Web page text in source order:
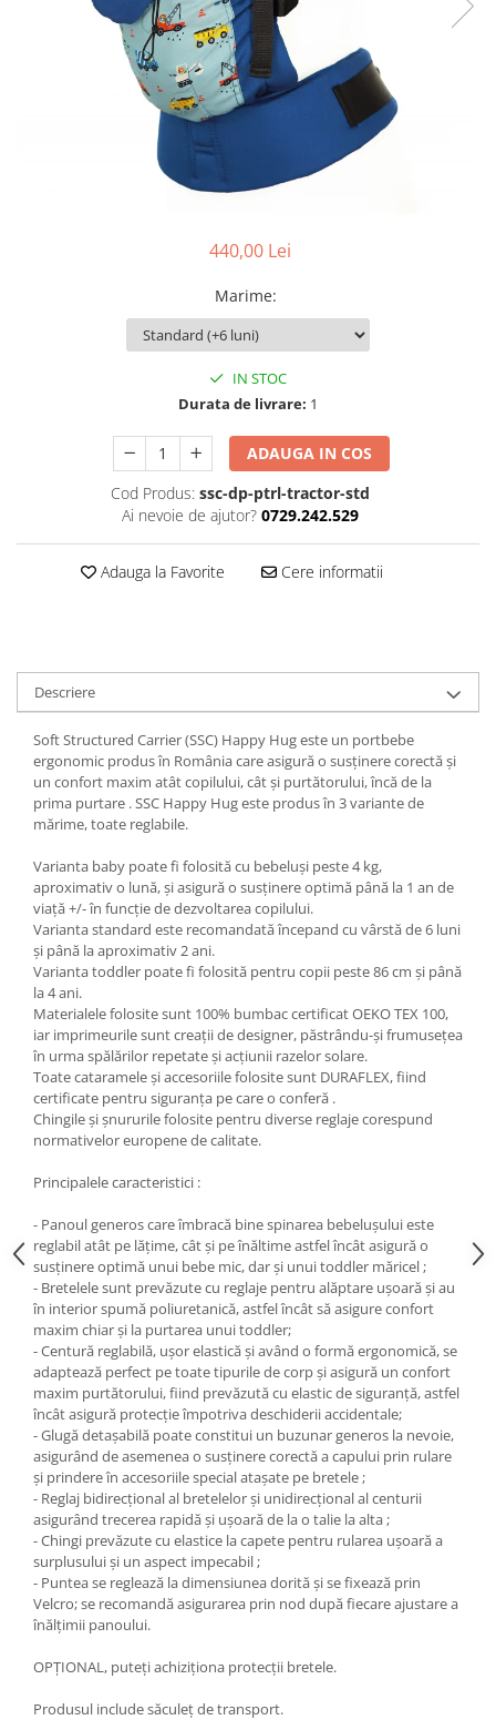
Pălării de Soare
440,00 Lei
Marime:
IN STOC
Durata de livrare: 1
ADAUGA IN COS
Cod Produs: ssc-dp-ptrl-tractor-std
Ai nevoie de ajutor? 0729.242.529
Adauga la Favorite Cere informatii
Descriere
Soft Structured Carrier (SSC) Happy Hug este un portbebe
ergonomic produs în România care asigură o susținere corectă și
un confort maxim atât copilului, cât şi purtătorului, încă de la
prima purtare . SSC Happy Hug este produs în 3 variante de
mărime, toate reglabile.
Varianta baby poate fi folosită cu bebeluși peste 4 kg,
aproximativ o lună, și asigură o susținere optimă până la 1 an de
viață +/- în funcție de dezvoltarea copilului.
Varianta standard este recomandată începand cu vârstă de 6 luni
și până la aproximativ 2 ani.
Varianta toddler poate fi folosită pentru copii peste 86 cm și până
la 4 ani.
Materialele folosite sunt 100% bumbac certificat OEKO TEX 100,
iar imprimeurile sunt creații de designer, păstrându-şi frumusețea
în urma spălărilor repetate și acțiunii razelor solare.
Toate cataramele și accesoriile folosite sunt DURAFLEX, fiind
certificate pentru siguranța pe care o conferă .
Chingile și șnururile folosite pentru diverse reglaje corespund
normativelor europene de calitate.
Principalele caracteristici :
- Panoul generos care îmbracă bine spinarea bebelușului este
reglabil atât pe lățime, cât și pe înăltime astfel încât asigură o
susținere optimă unui bebe mic, dar și unui toddler măricel ;
- Bretelele sunt prevăzute cu reglaje pentru alăptare ușoară și au
în interior spumă poliuretanică, astfel încât să asigure confort
maxim chiar și la purtarea unui toddler;
- Centură reglabilă, ușor elastică și având o formă ergonomică, se
adaptează perfect pe toate tipurile de corp și asigură un confort
maxim purtătorului, fiind prevăzută cu elastic de siguranță, astfel
încât asigură protecție împotriva deschiderii accidentale;
- Glugă detașabilă poate constitui un buzunar generos la nevoie,
asigurând de asemenea o susținere corectă a capului prin rulare
și prindere în accesoriile special atașate pe bretele ;
- Reglaj bidirecțional al bretelelor și unidirecțional al centurii
asigurând trecerea rapidă și ușoară de la o talie la alta ;
- Chingi prevăzute cu elastice la capete pentru rularea ușoară a
surplusului și un aspect impecabil ;
- Puntea se reglează la dimensiunea dorită și se fixează prin
Velcro; se recomandă asigurarea prin nod după fiecare ajustare a
înălțimii panoului.
OPȚIONAL, puteți achiziționa protecții bretele.
Produsul include săculeț de transport.